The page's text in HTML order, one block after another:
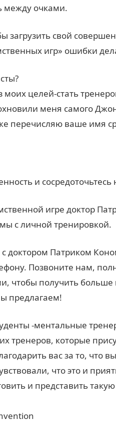
между очками.
загрузить свой
игр» ошибки
целей-стать
меня самого
перечисляю ваше имя
и
игре доктор
с личной тренировкой.
доктором Патриком
Позвоните нам,
чтобы получить
предлагаем!
-ментальные
тренеров, которые
вас за то, что
что это и
и представить